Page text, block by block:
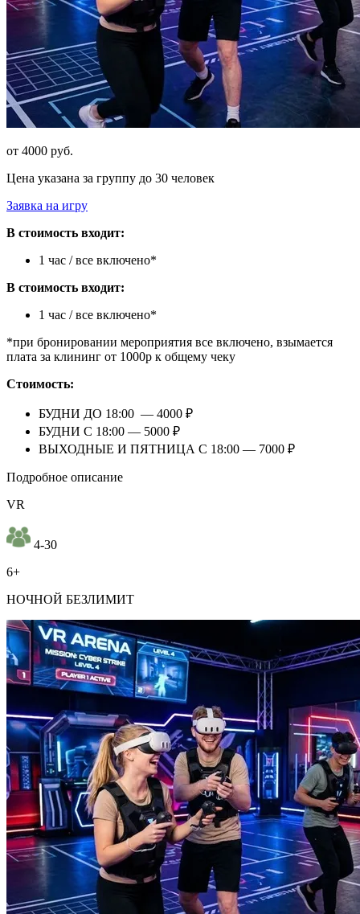
от 4000 руб.
Цена указана за группу до 30 человек
Заявка на игру
В стоимость входит:
1 час / все включено*
В стоимость входит:
1 час / все включено*
*при бронировании мероприятия все включено, взымается
плата за клининг от 1000р к общему чеку
Стоимость:
БУДНИ ДО 18:00 — 4000 ₽
БУДНИ С 18:00 — 5000 ₽
ВЫХОДНЫЕ И ПЯТНИЦА С 18:00 — 7000 ₽
Подробное описание
VR
4-30
6+
НОЧНОЙ БЕЗЛИМИТ